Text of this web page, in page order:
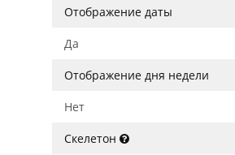
Отображение даты
Да
Отображение дня недели
Нет
Скелетон